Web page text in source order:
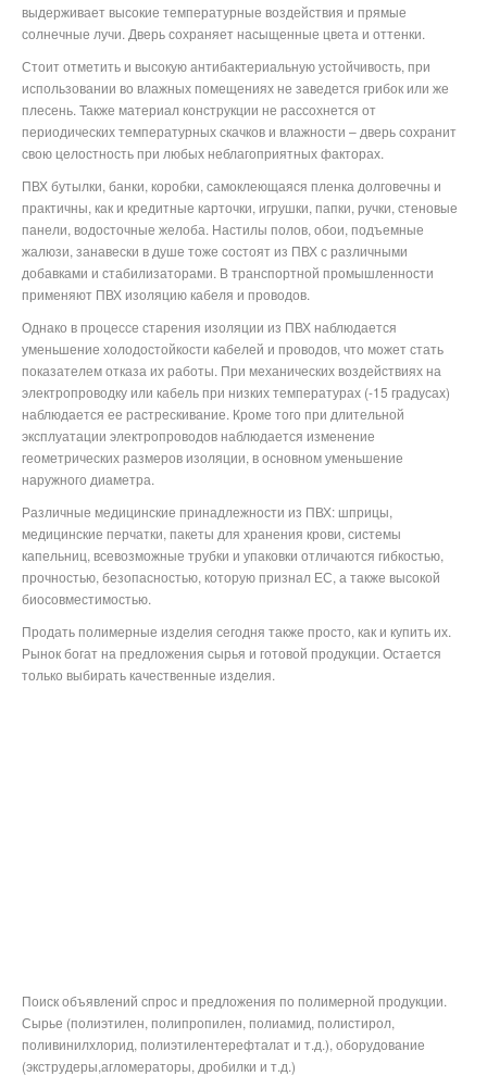
выдерживает высокие температурные воздействия и прямые
солнечные лучи. Дверь сохраняет насыщенные цвета и оттенки.
Стоит отметить и высокую антибактериальную устойчивость, при
использовании во влажных помещениях не заведется грибок или же
плесень. Также материал конструкции не рассохнется от
периодических температурных скачков и влажности – дверь сохранит
свою целостность при любых неблагоприятных факторах.
ПВХ бутылки, банки, коробки, самоклеющаяся пленка долговечны и
практичны, как и кредитные карточки, игрушки, папки, ручки, стеновые
панели, водосточные желоба. Настилы полов, обои, подъемные
жалюзи, занавески в душе тоже состоят из ПВХ с различными
добавками и стабилизаторами. В транспортной промышленности
применяют ПВХ изоляцию кабеля и проводов.
Однако в процессе старения изоляции из ПВХ наблюдается
уменьшение холодостойкости кабелей и проводов, что может стать
показателем отказа их работы. При механических воздействиях на
электропроводку или кабель при низких температурах (-15 градусах)
наблюдается ее растрескивание. Кроме того при длительной
эксплуатации электропроводов наблюдается изменение
геометрических размеров изоляции, в основном уменьшение
наружного диаметра.
Различные медицинские принадлежности из ПВХ: шприцы,
медицинские перчатки, пакеты для хранения крови, системы
капельниц, всевозможные трубки и упаковки отличаются гибкостью,
прочностью, безопасностью, которую признал ЕС, а также высокой
биосовместимостью.
Продать полимерные изделия сегодня также просто, как и купить их.
Рынок богат на предложения сырья и готовой продукции. Остается
только выбирать качественные изделия.
Поиск объявлений спрос и предложения по полимерной продукции.
Сырье (полиэтилен, полипропилен, полиамид, полистирол,
поливинилхлорид, полиэтилентерефталат и т.д.), оборудование
(экструдеры,агломераторы, дробилки и т.д.)